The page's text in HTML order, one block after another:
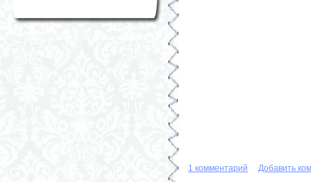
1 комментарий Добавить